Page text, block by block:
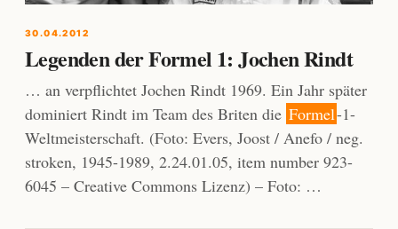
30.04.2012
Legenden der Formel 1: Jochen Rindt
… an verpflichtet Jochen Rindt 1969. Ein Jahr später
dominiert Rindt im Team des Briten die Formel-1-
Weltmeisterschaft. (Foto: Evers, Joost / Anefo / neg.
stroken, 1945-1989, 2.24.01.05, item number 923-
6045 – Creative Commons Lizenz) – Foto: …